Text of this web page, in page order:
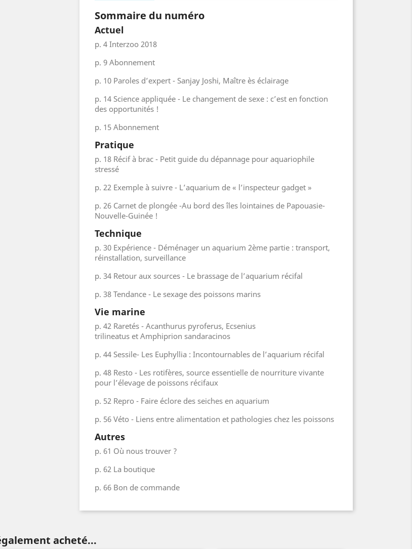
Sommaire du numéro
Actuel
p. 4 Interzoo 2018
p. 9 Abonnement
p. 10 Paroles d’expert - Sanjay Joshi, Maître ès éclairage
p. 14 Science appliquée - Le changement de sexe : c’est en fonction
des opportunités !
p. 15 Abonnement
Pratique
p. 18 Récif à brac - Petit guide du dépannage pour aquariophile
stressé
p. 22 Exemple à suivre - L’aquarium de « l’inspecteur gadget »
p. 26 Carnet de plongée -Au bord des îles lointaines de Papouasie-
Nouvelle-Guinée !
Technique
p. 30 Expérience - Déménager un aquarium 2ème partie : transport,
réinstallation, surveillance
p. 34 Retour aux sources - Le brassage de l’aquarium récifal
p. 38 Tendance - Le sexage des poissons marins
Vie marine
p. 42 Raretés - Acanthurus pyroferus, Ecsenius
trilineatus et Amphiprion sandaracinos
p. 44 Sessile- Les Euphyllia : Incontournables de l’aquarium récifal
p. 48 Resto - Les rotifères, source essentielle de nourriture vivante
pour l’élevage de poissons récifaux
p. 52 Repro - Faire éclore des seiches en aquarium
p. 56 Véto - Liens entre alimentation et pathologies chez les poissons
Autres
p. 61 Où nous trouver ?
p. 62 La boutique
p. 66 Bon de commande
acheté...